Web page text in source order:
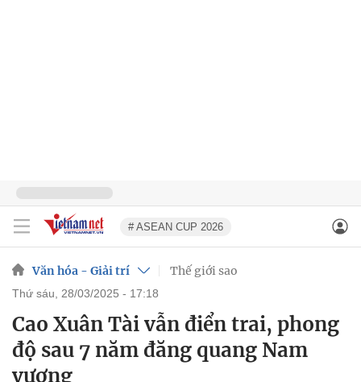
# ASEAN CUP 2026
Văn hóa - Giải trí Thế giới sao
thứ sáu, 28/03/2025 - 17:18
Cao Xuân Tài vẫn điển trai, phong
độ sau 7 năm đăng quang Nam
vương